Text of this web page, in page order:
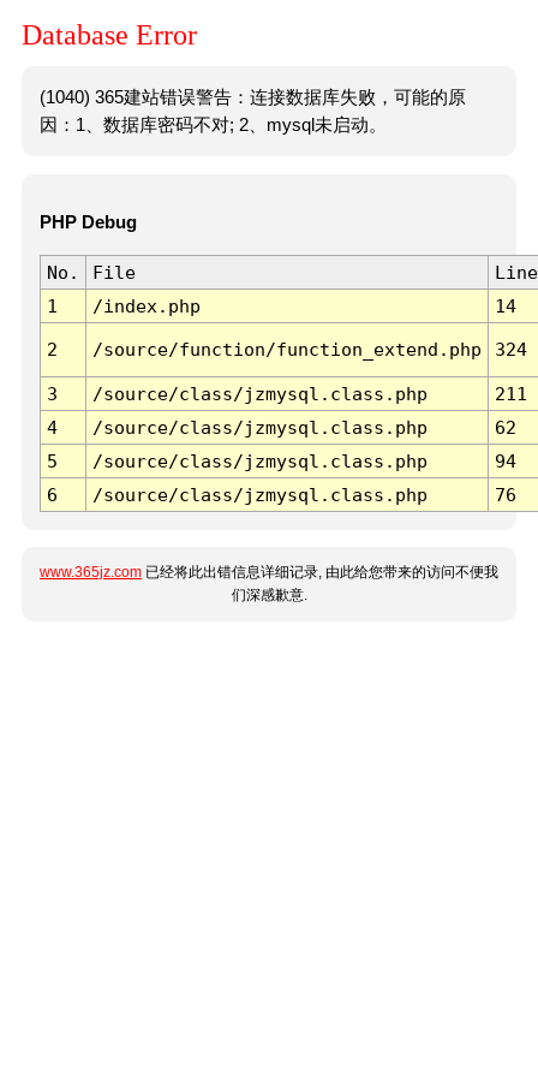
Database Error
(1040) 365建站错误警告：连接数据库失败，可能的原
因：1、数据库密码不对; 2、mysql未启动。
PHP Debug
No. File
Line
1
/index.php 14
2 /source/function/function_extend.php 324
3 /source/class/jzmysql.class.php
211
4
/source/class/jzmysql.class.php
62
5
/source/class/jzmysql.class.php
94
6
/source/class/jzmysql.class.php 76
www.365jz.com 已经将此出错信息详细记录, 由此给您带来的访问不便我
们深感歉意.